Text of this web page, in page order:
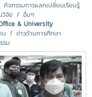
กิจกรรมการแลกเปลี่ยนเรียนรู้
วิจัย
อื่นๆ
& University
น
ข่าวด้านการศึกษา
รม